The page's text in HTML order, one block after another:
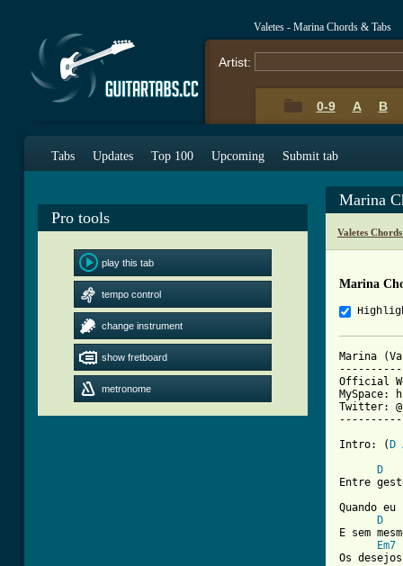
Valetes - Marina Chords & Tabs
Artist:
0-9 A B
Tabs Updates Top 100 Upcoming Submit tab
Pro tools
play this tab
tempo control
change instrument
show fretboard
metronome
Marina
Valetes
Marina
Marina
Official
MySpace:
Twitter:
Intro: ( D
D
Entre
Quando
D
E sem
Em7
Os